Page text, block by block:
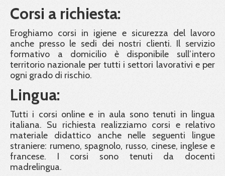
Corsi a richiesta:
Eroghiamo corsi in igiene e sicurezza del lavoro
anche presso le sedi dei nostri clienti. Il servizio
formativo a domicilio è disponibile sull’intero
territorio nazionale per tutti i settori lavorativi e per
ogni grado di rischio.
Lingua:
Tutti i corsi online e in aula sono tenuti in lingua
italiana. Su richiesta realizziamo corsi e relativo
materiale didattico anche nelle seguenti lingue
straniere: rumeno, spagnolo, russo, cinese, inglese e
francese. I corsi sono tenuti da docenti
madrelingua.